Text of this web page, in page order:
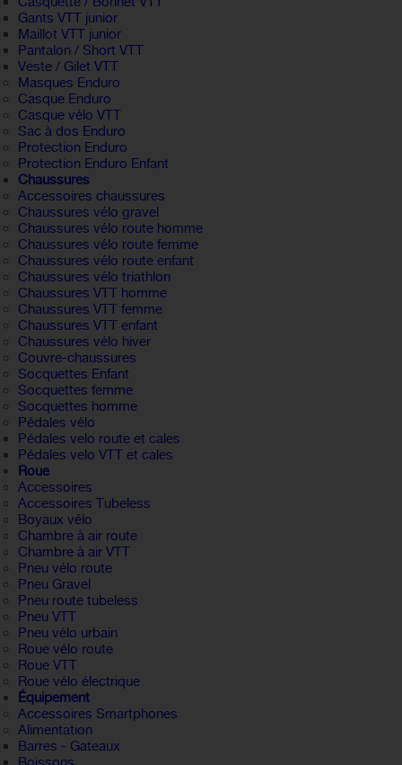
Gants VTT junior
Maillot VTT junior
Pantalon / Short VTT
Veste / Gilet VTT
Masques Enduro
Casque Enduro
Casque vélo VTT
Sac à dos Enduro
Protection Enduro
Protection Enduro Enfant
Chaussures
Accessoires chaussures
Chaussures vélo gravel
Chaussures vélo route homme
Chaussures vélo route femme
Chaussures vélo route enfant
Chaussures vélo triathlon
Chaussures VTT homme
Chaussures VTT femme
Chaussures VTT enfant
Chaussures vélo hiver
Couvre-chaussures
Socquettes Enfant
Socquettes femme
Socquettes homme
Pédales vélo
Pédales velo route et cales
Pédales velo VTT et cales
Roue
Accessoires
Accessoires Tubeless
Boyaux vélo
Chambre à air route
Chambre à air VTT
Pneu vélo route
Pneu Gravel
Pneu route tubeless
Pneu VTT
Pneu vélo urbain
Roue vélo route
Roue VTT
Roue vélo électrique
Équipement
Accessoires Smartphones
Alimentation
Barres - Gateaux